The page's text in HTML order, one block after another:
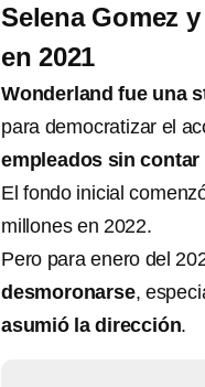
Selena Gomez
en 2021
Wonderland fue una
para democratizar el
empleados sin
El fondo inicial
millones en 2022.
Pero para enero del
desmoronarse,
asumió la dirección.